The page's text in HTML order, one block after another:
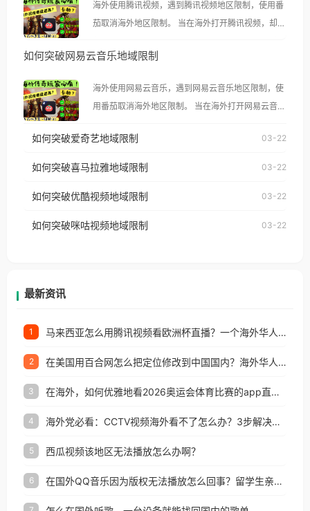
海外使用腾讯视频，遇到腾讯视频地区限制，使用番
茄取消海外地区限制。 当在海外打开腾讯视频，却突
示语。 海外用户如香港、澳门、台湾、美国、加拿
像其他音乐平台一样，出现地区及版权限制问题，且
仅能在中国大陆地区播放。 遇到这个问题的朋友们，
使用番茄回国加速器，即可解决「海外用户收听腾讯
台湾、美国、加拿大、澳大利亚、欧洲等国家和地区
权限制所困扰。
如何突破网易云音乐地域限制
海外使用网易云音乐，遇到网易云音乐地区限制，使
用番茄取消海外地区限制。 当在海外打开网易云音
播放”的提示语。 海外用户如香港、澳门、台湾、美
国、加拿大、澳大利亚、欧洲等国家和地区时，网易
制问题，且仅能在中国大陆地区播放。 遇到这个问题
户收听网易云音乐地区版权限制」的问题，无论人在
如何突破爱奇艺地域限制 03-22
如何突破喜马拉雅地域限制 03-22
如何突破优酷视频地域限制 03-22
如何突破咪咕视频地域限制 03-22
最新资讯
1 马来西亚怎么用腾讯视频看欧洲杯直播？一个海外华人的真实困扰与破解
2 在美国用百合网怎么把定位修改到中国国内？海外华人必备的回国加速指南
3 在海外，如何优雅地看2026奥运会体育比赛的app直播？
4 海外党必看：CCTV视频海外看不了怎么办？3步解决地区限制+追剧自由
5 西瓜视频该地区无法播放怎么办啊？
6 在国外QQ音乐因为版权无法播放怎么回事？留学生亲测有效的解决办法